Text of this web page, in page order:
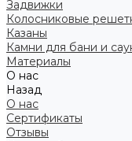
Задвижки
Колосниковые
Казаны
Камни для бани и
Материалы
О нас
Назад
О нас
Сертификаты
Отзывы